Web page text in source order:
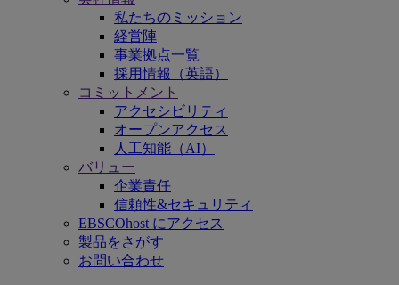
私たちのミッション
経営陣
事業拠点一覧
採用情報（英語）
コミットメント
アクセシビリティ
オープンアクセス
人工知能（AI）
バリュー
企業責任
信頼性&セキュリティ
EBSCOhost にアクセス
製品をさがす
お問い合わせ